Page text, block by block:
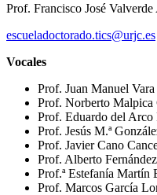
Prof. Francisco José Valverde
escueladoctorado.tics@urjc.es
Vocales
Prof. Juan Manuel Vara
Prof. Norberto Malpica
Prof. Eduardo del Arco
Prof. Jesús M.ª
Prof. Javier Cano
Prof. Alberto
Prof.ª Estefanía Martín
Prof. Marcos García